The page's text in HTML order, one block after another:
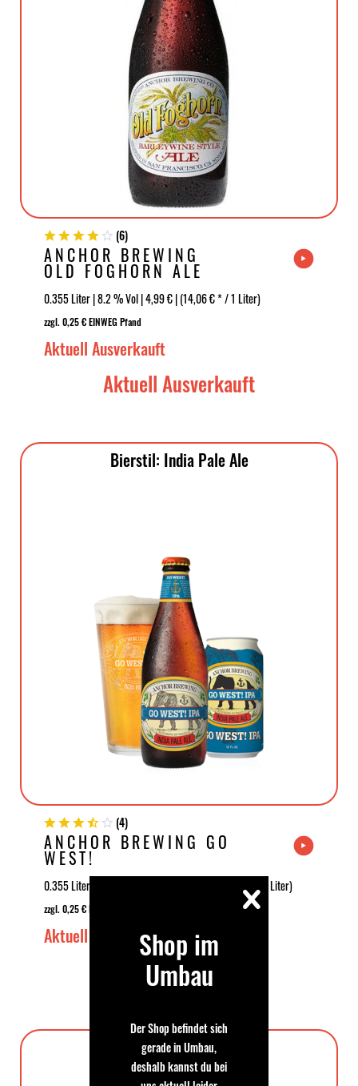
(6)
ANCHOR BREWING
OLD FOGHORN ALE
0.355 Liter | 8.2 % Vol | 4,99 € | (14,06 € * / 1 Liter)
zzgl. 0,25 € EINWEG Pfand
Aktuell Ausverkauft
Aktuell Ausverkauft
Bierstil: India Pale Ale
(4)
ANCHOR BREWING GO
WEST!
0.355 Liter | 6.7 % Vol | 4,19 € | (11,80 € * / 1 Liter)
zzgl. 0,25 € EINWEG Pfand
Aktuell Ausverkauft
Aktuell Ausverkauft
Bierstil: Lagerbier
Shop im
Umbau
Der Shop befindet sich
gerade in Umbau,
deshalb kannst du bei